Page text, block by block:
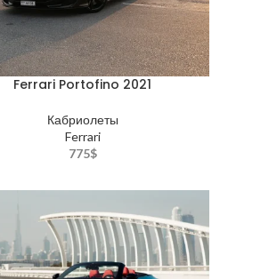
Ferrari Portofino 2021
Кабриолеты
Ferrari
775$